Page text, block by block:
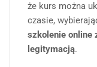
że kurs można
czasie,
szkolenie online
legitymacją.